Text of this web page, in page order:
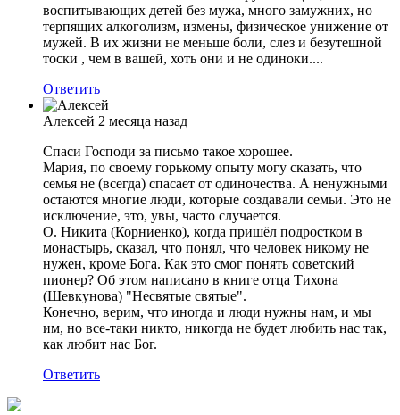
воспитывающих детей без мужа, много замужних, но
терпящих алкоголизм, измены, физическое унижение от
мужей. В их жизни не меньше боли, слез и безутешной
тоски , чем в вашей, хоть они и не одиноки....
Ответить
Алексей 2 месяца назад
Спаси Господи за письмо такое хорошее.
Мария, по своему горькому опыту могу сказать, что
семья не (всегда) спасает от одиночества. А ненужными
остаются многие люди, которые создавали семьи. Это не
исключение, это, увы, часто случается.
О. Никита (Корниенко), когда пришёл подростком в
монастырь, сказал, что понял, что человек никому не
нужен, кроме Бога. Как это смог понять советский
пионер? Об этом написано в книге отца Тихона
(Шевкунова) "Несвятые святые".
Конечно, верим, что иногда и люди нужны нам, и мы
им, но все-таки никто, никогда не будет любить нас так,
как любит нас Бог.
Ответить